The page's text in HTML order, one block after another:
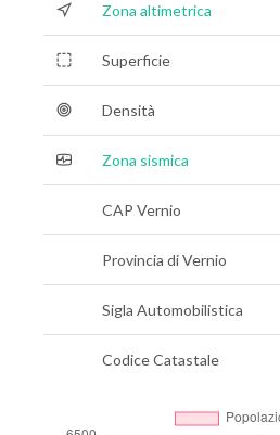
Zona altimetrica
Superficie
Densità
Zona sismica
CAP Vernio
Provincia di Vernio
Sigla Automobilistica
Codice Catastale